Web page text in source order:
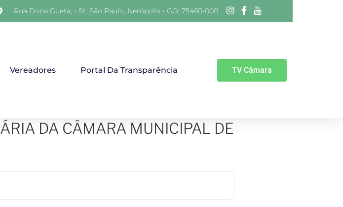
Rua Dona Gueta, - St. São Paulo, Nerópolis - GO, 75460-000
Vereadores Portal Da Transparência TV Câmara
DA CÂMARA MUNICIPAL DE